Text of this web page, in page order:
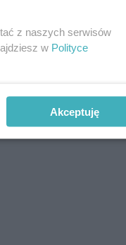
REKLAMA
z naszych serwisów
w Polityce
Akceptuję